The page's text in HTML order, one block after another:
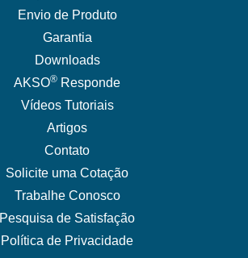
Envio de Produto
Garantia
Downloads
AKSO® Responde
Vídeos Tutoriais
Artigos
Contato
Solicite uma Cotação
Trabalhe Conosco
Pesquisa de Satisfação
Política de Privacidade